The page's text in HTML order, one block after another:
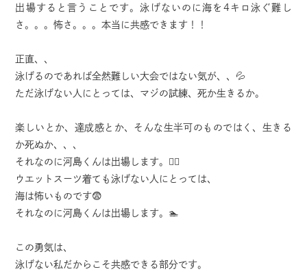
出場すると言うことです。泳げないのに海を4キロ泳ぐ難し
さ。。。怖さ。。。本当に共感できます！！
正直、、
泳げるのであれば全然難しい大会ではない気が、、💦
ただ泳げない人にとっては、マジの試練、死か生きるか。
楽しいとか、達成感とか、そんな生半可のものではく、生きる
か死ぬか、、、
それなのに河島くんは出場します。🏊‍♂️
ウエットスーツ着ても泳げない人にとっては、
海は怖いものです😨
それなのに河島くんは出場します。🏊
この勇気は、
泳げない私だからこそ共感できる部分です。